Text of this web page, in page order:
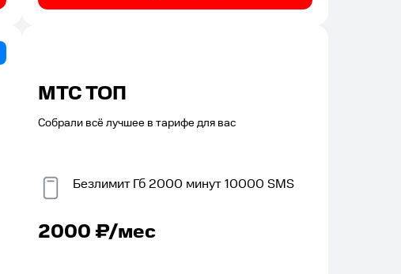
МТС ТОП
Собрали всё лучшее в тарифе для вас
БезлимитГб2000 минут10000 SMS
2000₽/мес